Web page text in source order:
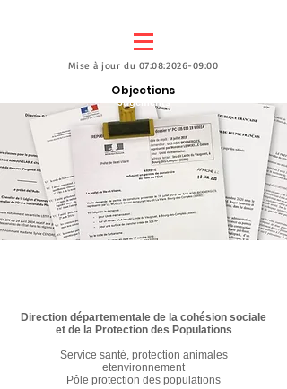
Mise à jour du 07:08:2026-09:00
Objections
Jugements
Direction départementale de la cohésion sociale
et de la Protection des Populations
Service santé, protection animales
etenvironnement
Pôle protection des populations